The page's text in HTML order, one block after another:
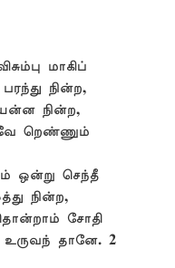
மாகிப்
நின்ற,
நின்ற,
றெண்ணும்
ஒன்று செந்தீ
நின்ற,
சோதி
உருவந் தானே. 2